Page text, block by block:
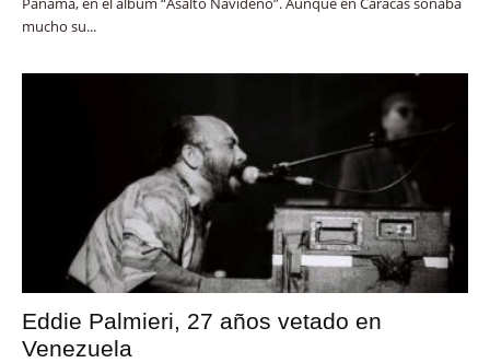
mucho su...
Eddie Palmieri, 27 años vetado en
Venezuela